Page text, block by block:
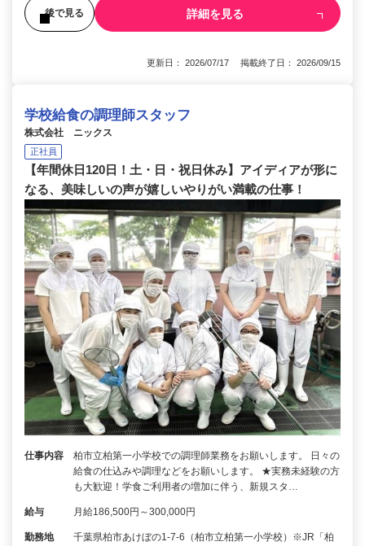
後で見る 詳細を見る
更新日： 2026/07/17 掲載終了日： 2026/09/15
学校給食の調理師スタッフ
株式会社 ニックス
正社員
【年間休日120日！土・日・祝日休み】アイディアが形に
なる、美味しいの声が嬉しいやりがい満載の仕事！
仕事内容
柏市立柏第一小学校での調理師業務をお願いします。 日々の
給食の仕込みや調理などをお願いします。 ★実務未経験の方
も大歓迎！学食ご利用者の増加に伴う、新規スタ…
給与 月給186,500円～300,000円
勤務地
千葉県柏市あけぼの1-7-6（柏市立柏第一小学校）※JR「柏